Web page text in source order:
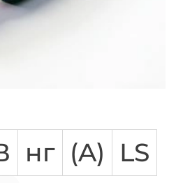
нг (A)
LS